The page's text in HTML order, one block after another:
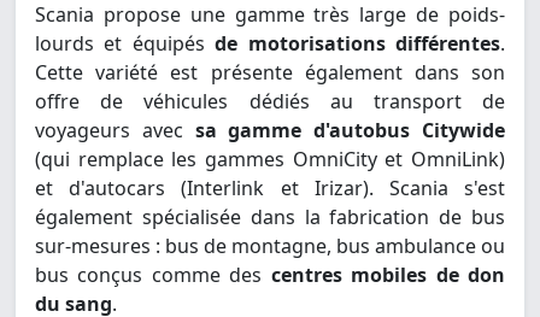
Scania propose une gamme très large de poids-
lourds et équipésde motorisations différentes.
Cette variété est présente également dans son
offre de véhicules dédiés au transport de
voyageurs avec sa gamme d'autobus Citywide
(qui remplace les gammes OmniCity et OmniLink)
et d'autocars (Interlink et Irizar). Scania s'est
également spécialisée dans la fabrication de bus
sur-mesures : bus de montagne, bus ambulance ou
bus conçus comme des centres mobiles de don
du sang.